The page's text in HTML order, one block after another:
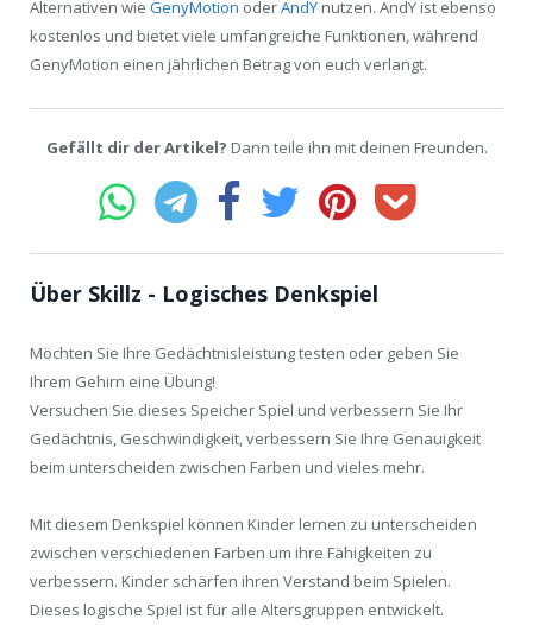
Alternativen wie GenyMotion oderAndY nutzen. AndY ist ebenso
kostenlos und bietet viele umfangreiche Funktionen, während
GenyMotion einen jährlichen Betrag von euch verlangt.
Gefällt dir der Artikel? Dann teile ihn mit deinen Freunden.
Über Skillz - Logisches Denkspiel
Möchten Sie Ihre Gedächtnisleistung testen oder geben Sie
Ihrem Gehirn eine Übung!
Versuchen Sie dieses Speicher Spiel und verbessern Sie Ihr
Gedächtnis, Geschwindigkeit, verbessern Sie Ihre Genauigkeit
beim unterscheiden zwischen Farben und vieles mehr.
Mit diesem Denkspiel können Kinder lernen zu unterscheiden
zwischen verschiedenen Farben um ihre Fähigkeiten zu
verbessern. Kinder schärfen ihren Verstand beim Spielen.
Dieses logische Spiel ist für alle Altersgruppen entwickelt.